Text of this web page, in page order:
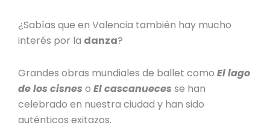
¿Sabías que en Valencia también hay mucho
interés por la danza?
Grandes obras mundiales de ballet comoEl lago
de los cisnesoEl cascanueces se han
celebrado en nuestra ciudad y han sido
auténticos exitazos.